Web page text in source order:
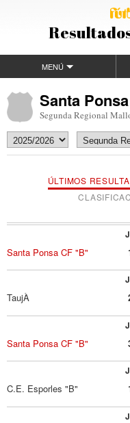
MENÚ
Santa
Segunda Regional
ÚLTIMOS
Santa Ponsa CF "B"
TaujÀ
Santa Ponsa CF "B"
C.E. Esporles "B"